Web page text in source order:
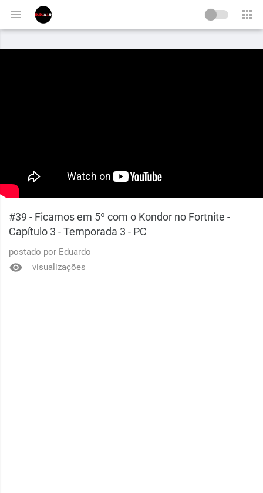
#39 - Ficamos em 5º com o Kondor no Fortnite -
Capítulo 3 - Temporada 3 - PC
postado por Eduardo
visualizações